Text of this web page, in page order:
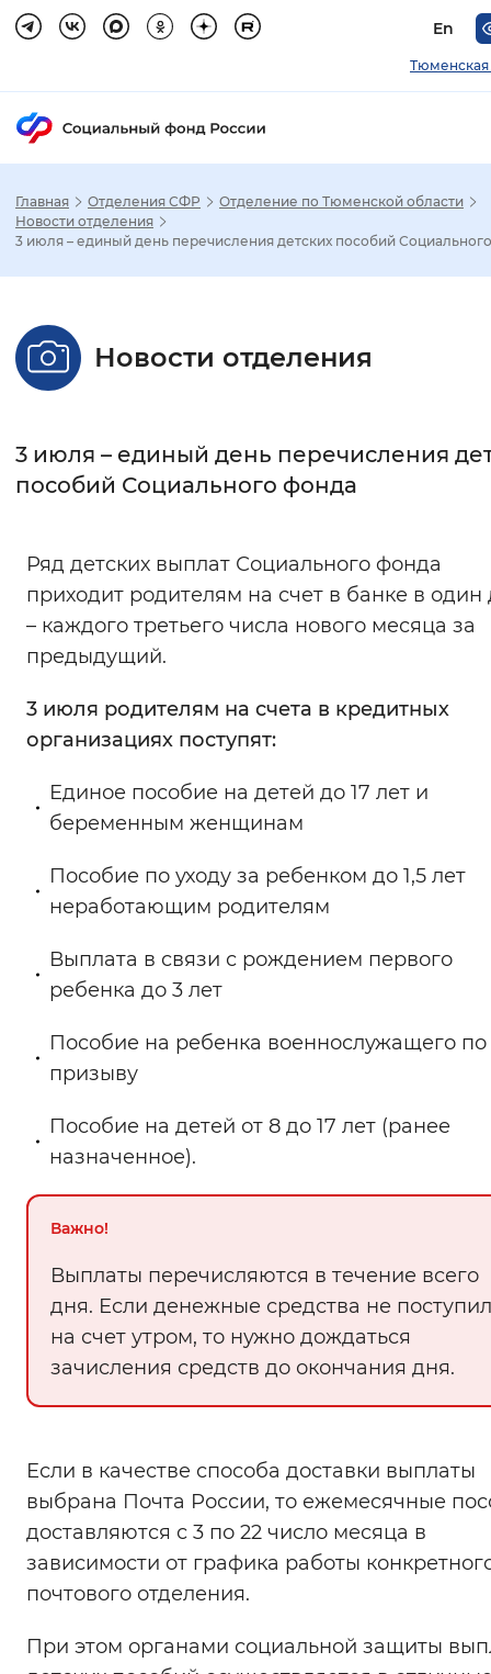
En
Тюменская
Настройка режима отображения
Стандартный Увеличенный
Нормальный Увеличенный
Цвет сайта
Синий фон
Изображения
Включены
Звуковой ассистент
Воспроизвести
Главная Отделения СФР
Отделение по Тюменской области
Новости отделения
3 июля – единый день перечисления детских пособий
Новости отделения
3 июля – единый день перечисления
пособий Социального фонда
Ряд детских выплат Социального фонда
приходит родителям на счет в банке в один
– каждого третьего числа нового месяца за
предыдущий.
3 июля родителям на счета в кредитных
организациях поступят:
Единое пособие на детей до 17 лет и
беременным женщинам
Пособие по уходу за ребенком до 1,5 лет
неработающим родителям
Выплата в связи с рождением первого
ребенка до 3 лет
Пособие на ребенка военнослужащего по
призыву
Пособие на детей от 8 до 17 лет (ранее
назначенное).
Важно!
Выплаты перечисляются в течение всего
дня. Если денежные средства не
на счет утром, то нужно дождаться
зачисления средств до окончания дня.
Если в качестве способа доставки выплаты
выбрана Почта России, то ежемесячные
доставляются с 3 по 22 число месяца в
зависимости от графика работы
почтового отделения.
При этом органами социальной защиты